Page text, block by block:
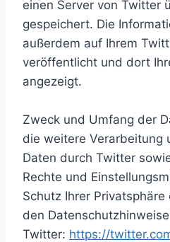
einen Server von Twitter
gespeichert. Die
außerdem auf Ihrem
veröffentlicht und dort
angezeigt.
Zweck und Umfang der
die weitere Verarbeitung
Daten durch Twitter
Rechte und
Schutz Ihrer
den
Twitter: https://